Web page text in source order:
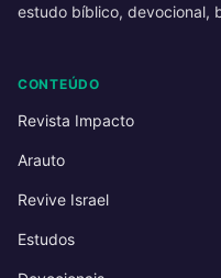
estudo bíblico, devocional,
CONTEÚDO
Revista Impacto
Arauto
Revive Israel
Estudos